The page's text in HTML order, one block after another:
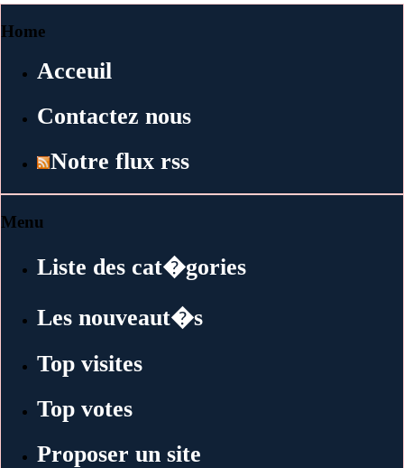
Home
Acceuil
Contactez nous
Notre flux rss
Menu
Liste des cat�gories
Les nouveaut�s
Top visites
Top votes
Proposer un site